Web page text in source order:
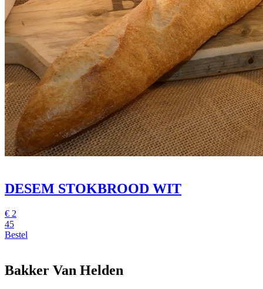
DESEM STOKBROOD WIT
€ 2
45
Bestel
Bakker Van Helden